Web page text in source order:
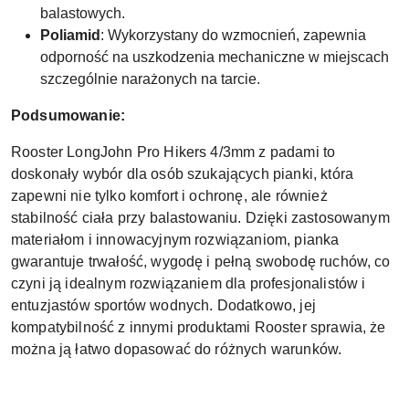
balastowych.
Poliamid : Wykorzystany do wzmocnień, zapewnia
odporność na uszkodzenia mechaniczne w miejscach
szczególnie narażonych na tarcie.
Podsumowanie:
Rooster LongJohn Pro Hikers 4/3mm z padami to
doskonały wybór dla osób szukających pianki, która
zapewni nie tylko komfort i ochronę, ale również
stabilność ciała przy balastowaniu. Dzięki zastosowanym
materiałom i innowacyjnym rozwiązaniom, pianka
gwarantuje trwałość, wygodę i pełną swobodę ruchów, co
czyni ją idealnym rozwiązaniem dla profesjonalistów i
entuzjastów sportów wodnych. Dodatkowo, jej
kompatybilność z innymi produktami Rooster sprawia, że
można ją łatwo dopasować do różnych warunków.